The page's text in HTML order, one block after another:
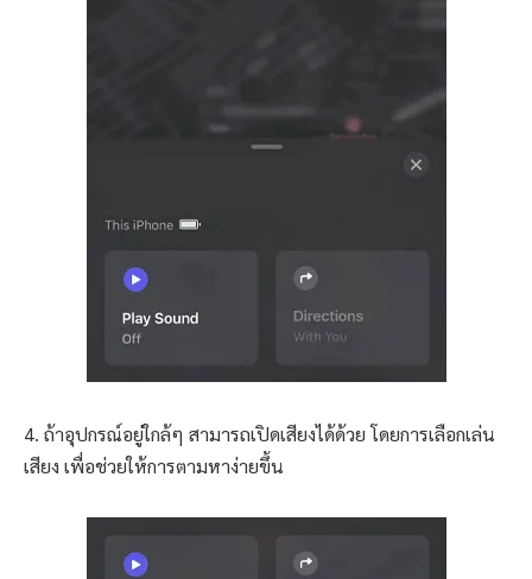
4. ถ้าอุปกรณ์อยู่ใกล้ๆ สามารถเปิดเสียงได้ด้วย โดยการเลือกเล่น
เสียง เพื่อช่วยให้การตามหาง่ายขึ้น